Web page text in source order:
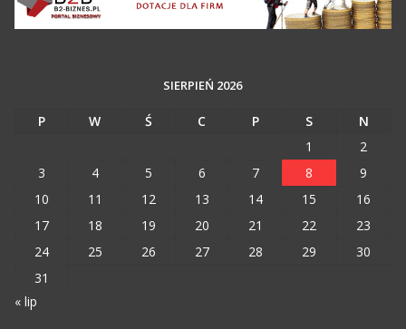
SIERPIEŃ 2026
P W Ś C P S
N
1
2
3
4 5 6 7 8
9
10
11 12 13 14 15
16
17
18 19 20 21 22
23
24
25 26 27 28 29
30
31
« lip